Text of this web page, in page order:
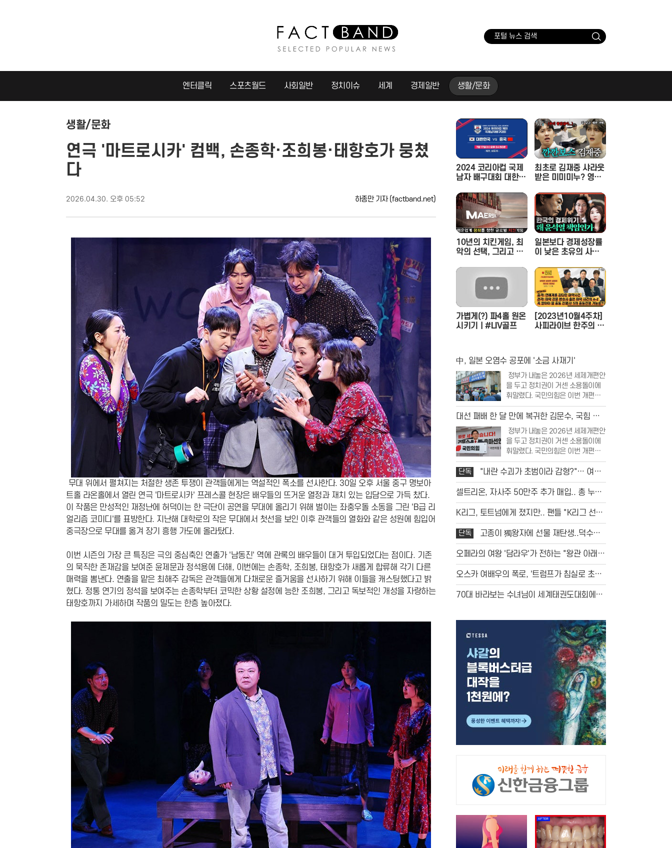
검
엔터클릭 스포츠월드 사회일반 정치이슈 세계 경제일반 생활/문화
생활/문화
연극 '마트로시카' 컴백, 손종학·조희봉·태항호가 뭉쳤
다
2026.04.30. 오후 05:52 하종만 기자 (factband.net)
무대 위에서 펼쳐지는 처절한 생존 투쟁이 관객들에게는 역설적인 폭소를 선사한다. 30일 오후 서울 중구 명보아
트홀 라온홀에서 열린 연극 '마트로시카' 프레스콜 현장은 배우들의 뜨거운 열정과 재치 있는 입담으로 가득 찼다.
이 작품은 만성적인 재정난에 허덕이는 한 극단이 공연을 무대에 올리기 위해 벌이는 좌충우돌 소동을 그린 'B급 리
얼리즘 코미디'를 표방한다. 지난해 대학로의 작은 무대에서 첫선을 보인 이후 관객들의 열화와 같은 성원에 힘입어
중극장으로 무대를 옮겨 장기 흥행 가도에 올라탔다.
이번 시즌의 가장 큰 특징은 극의 중심축인 연출가 '남동진' 역에 관록의 배우들이 대거 투입되었다는 점이다. 기존
의 묵직한 존재감을 보여준 윤제문과 정석용에 더해, 이번에는 손종학, 조희봉, 태항호가 새롭게 합류해 각기 다른
매력을 뽐낸다. 연출을 맡은 최해주 감독은 관객들에게 다채로운 즐거움을 선사하기 위해 이들을 캐스팅했다고 밝
혔다. 정통 연기의 정석을 보여주는 손종학부터 코믹한 상황 설정에 능한 조희봉, 그리고 독보적인 개성을 자랑하는
태항호까지 가세하며 작품의 밀도는 한층 높아졌다.
2024 코리아컵 국제
남자 배구대회 대한민
최초로 김재중 샤라웃
받은 미미미누? 영광
선배의 호통을 듣다. |
인기인가요 시즌2 E
P.17
10년의 치킨게임, 최
악의 선택, 그리고 한
일본보다 경제성장률
이 낮은 초유의 사태,
(이상민 나라살림연구
소 수석연구위원) - 정
혜림의 시사페이스타
임 EP.1
가볍게(?) 파4홀 원온
시키기ㅣ#LIV골프
[2023년10월4주차]
사피라이브 한주의 이
中, 일본 오염수 공포에 '소금 사재기'
정부가 내놓은 2026년 세제개편안
을 두고 정치권이 거센 소용돌이에
휘말렸다. 국민의힘은 이번 개편안
이 공정과세라는 허울을 썼을 뿐, 실
상은 국민의 재산을 무분별하게 뺏
어가는 조세 강탈에 불과하다며 강
력한 비판의 목소리를 높였다. 특히
부동산 보유세 인상과 저출생 대응
세액공제 폐지 등 민생과 직결된 항
목들이
대선 패배 한 달 만에 복귀한 김문수, 국힘 당
권 노린다
정부가 내놓은 2026년 세제개편안
을 두고 정치권이 거센 소용돌이에
휘말렸다. 국민의힘은 이번 개편안
이 공정과세라는 허울을 썼을 뿐, 실
상은 국민의 재산을 무분별하게 뺏
어가는 조세 강탈에 불과하다며 강
력한 비판의 목소리를 높였다. 특히
부동산 보유세 인상과 저출생 대응
세액공제 폐지 등 민생과 직결된 항
목들이
단독
사법부와 '전면전' 선포
셀트리온, 자사주 50만주 추가 매입.. 총 누적
2500억
K리그, 토트넘에게 졌지만.. 팬들 "K리그 선수
의 매력 알게 됐다"
단독
전시
오페라의 여왕 '담라우'가 전하는 "왕관 아래
영혼과 아픔"
오스카 여배우의 폭로, '트럼프가 침실로 초대
했다'...27년 만에 밝혀진 충격 스캔들
70대 바라보는 수녀님이 세계태권도대회에서